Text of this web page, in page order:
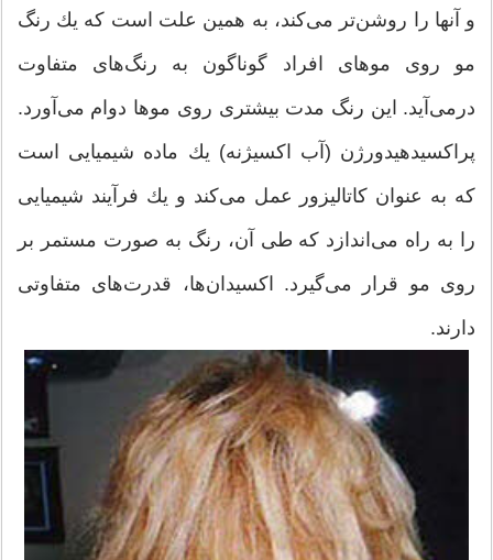
و آنها را روشن‌تر می‌كند، به همین علت است كه یك رنگ
مو روی موهای افراد گوناگون به رنگ‌های متفاوت
درمی‌آید. این رنگ مدت بیشتری روی موها دوام می‌آورد.
پراكسیدهیدورژن (آب‌ اكسیژنه) یك ماده شیمیایی است
كه به عنوان كاتالیزور عمل می‌كند و یك فرآیند شیمیایی
را به راه می‌اندازد كه طی آن، رنگ به صورت مستمر بر
روی مو قرار می‌گیرد. اكسیدان‌ها، قدرت‌های متفاوتی
دارند.